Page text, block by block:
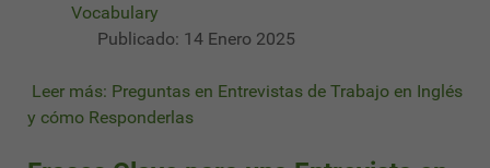
Vocabulary
Publicado: 14 Enero 2025
Leer más: Preguntas en Entrevistas de Trabajo en Inglés
y cómo Responderlas